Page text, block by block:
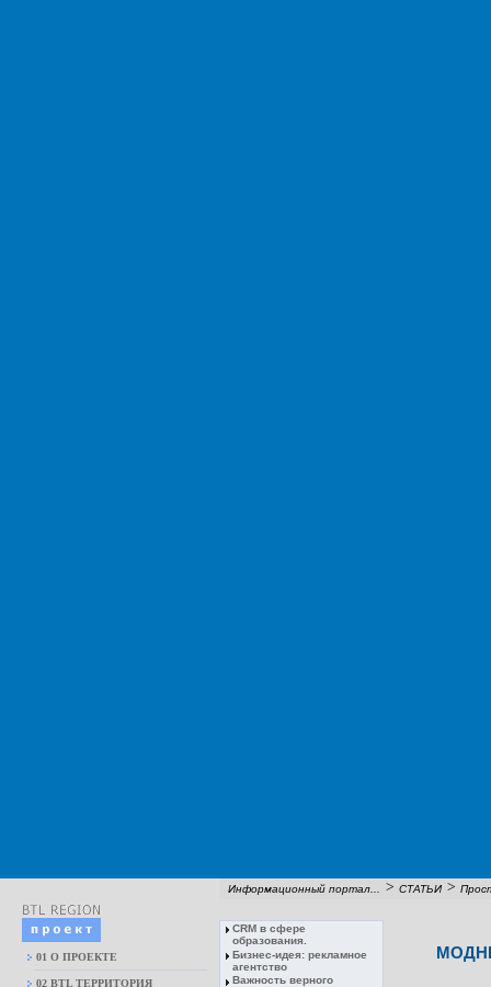
Информационный портал... > СТАТЬИ >
01 О ПРОЕКТЕ
02 BTL ТЕРРИТОРИЯ
CRM в сфере
образования.
Бизнес-идея: рекламное
агентство
Важность верного